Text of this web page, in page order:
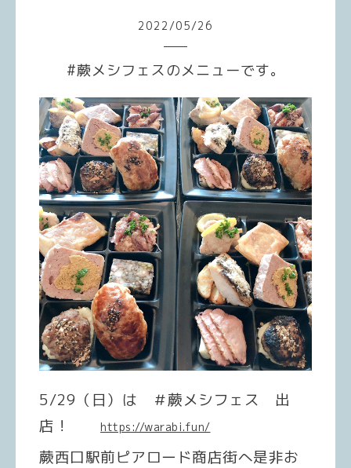
2022 /05/26
#蕨メシフェスのメニューです。
5/29（日）は ＃蕨メシフェス 出
店！
https://warabi.fun/
蕨西口駅前ピアロード商店街へ是非お